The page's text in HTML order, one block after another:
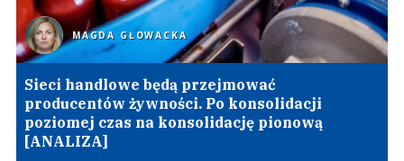
MAGDA GŁOWACKA
Sieci handlowe będą przejmować
producentów żywności. Po konsolidacji
poziomej czas na konsolidację pionową
[ANALIZA]